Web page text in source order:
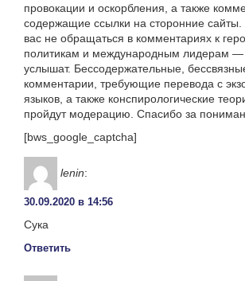
провокации и оскорбления, а также
содержащие ссылки на сторонние
вас не обращаться в комментариях к
политикам и международным лидерам —
услышат. Бессодержательные,
комментарии, требующие перевода с
языков, а также конспирологические
пройдут модерацию. Спасибо за
[bws_google_captcha]
lenin:
30.09.2020 в 14:56
Сука
Ответить